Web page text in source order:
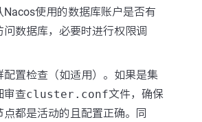
Nacos使用的数据库账户是否有
问数据库，必要时进行权限调
配置检查（如适用）。如果是集
审查cluster.conf文件，确保
点都是活动的且配置正确。同